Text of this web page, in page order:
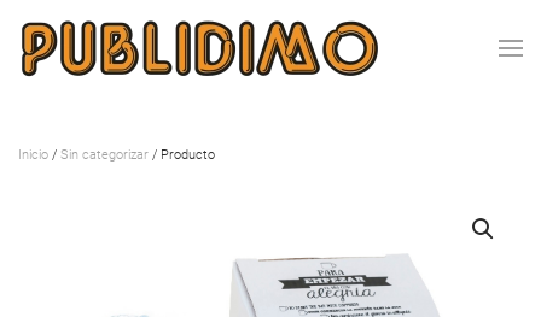
Inicio / Sin categorizar / Producto